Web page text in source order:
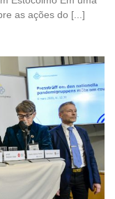
as ações do [...]